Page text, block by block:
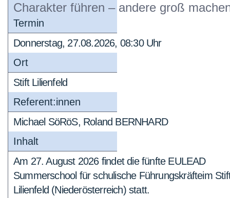
Charakter führen – andere groß
Termin
Donnerstag, 27.08.2026, 08:30 Uhr
Ort
Stift Lilienfeld
Referent:innen
Michael SöRöS, Roland BERNHARD
Inhalt
Am 27. August 2026 findet die fünfte EULEAD
Summerschool für schulische Führungskräfteim
Lilienfeld (Niederösterreich) statt.